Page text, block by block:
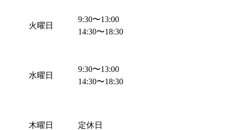
火曜日
水曜日
木曜日
9:30〜13:00
14:30〜18:30
9:30〜13:00
14:30〜18:30
定休日